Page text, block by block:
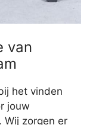
van
het vinden
jouw
zorgen er